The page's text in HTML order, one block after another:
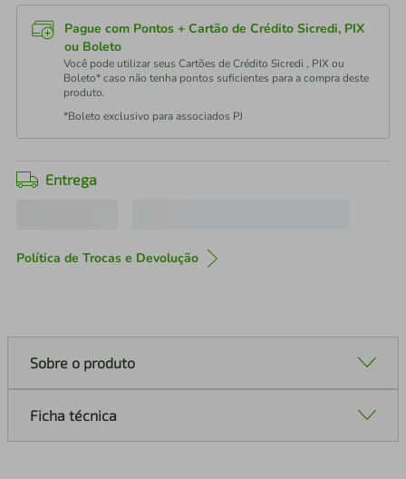
Pague com Pontos + Cartão de Crédito Sicredi, PIX
ou Boleto
Você pode utilizar seus Cartões de Crédito Sicredi , PIX ou
Boleto* caso não tenha pontos suficientes para a compra deste
produto.
*Boleto exclusivo para associados PJ
Entrega
Política de Trocas e Devolução
Sobre o produto
Ficha técnica